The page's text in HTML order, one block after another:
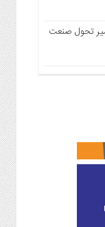
تحول صنعت